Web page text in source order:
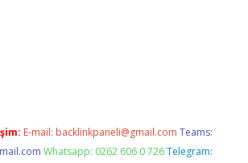
E-mail: backlinkpaneli@gmail.com Teams:
Whatsapp: 0262 606 0 726 Telegram: